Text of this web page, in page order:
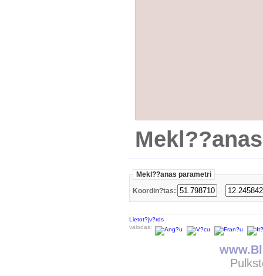
Mekl??anas parametri
Koordin?tas:
Lietot?jv?rds
valodas: